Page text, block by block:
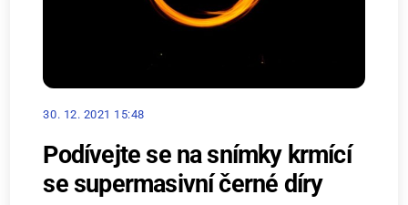
30. 12. 2021 15:48
Podívejte se na snímky krmící
se supermasivní černé díry